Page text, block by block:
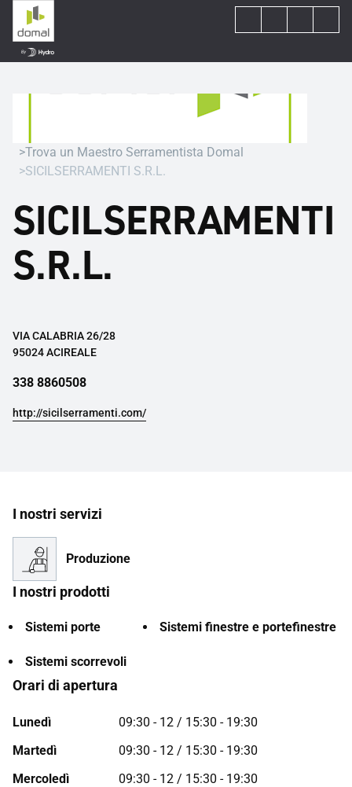
Trova un Maestro Serramentista Domal
SICILSERRAMENTI S.R.L.
SICILSERRAMENTI
S.R.L.
VIA CALABRIA 26/28
95024 ACIREALE
338 8860508
http://sicilserramenti.com/
I nostri servizi
Produzione
I nostri prodotti
Sistemi porte Sistemi finestre e portefinestre
Sistemi scorrevoli
Orari di apertura
Lunedì
09:30 - 12 / 15:30 - 19:30
Martedì
09:30 - 12 / 15:30 - 19:30
Mercoledì
09:30 - 12 / 15:30 - 19:30